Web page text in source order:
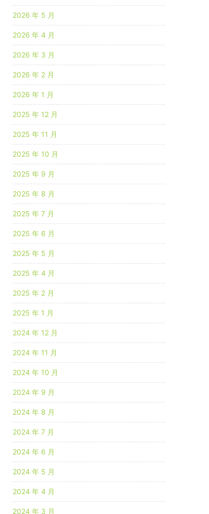
2026 年 5 月
2026 年 4 月
2026 年 3 月
2026 年 2 月
2026 年 1 月
2025 年 12 月
2025 年 11 月
2025 年 10 月
2025 年 9 月
2025 年 8 月
2025 年 7 月
2025 年 6 月
2025 年 5 月
2025 年 4 月
2025 年 2 月
2025 年 1 月
2024 年 12 月
2024 年 11 月
2024 年 10 月
2024 年 9 月
2024 年 8 月
2024 年 7 月
2024 年 6 月
2024 年 5 月
2024 年 4 月
2024 年 3 月